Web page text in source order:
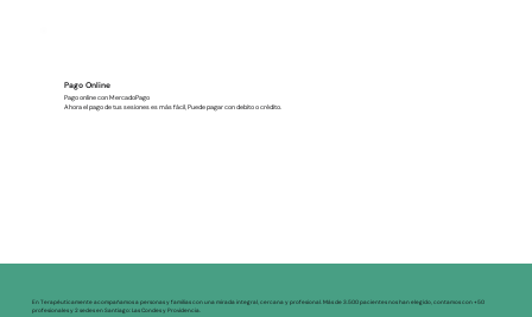
Pago Online
Pago online con MercadoPago
Ahora el pago de tus sesiones es más fácil, Puede pagar con debito o crédito.
En Terapéuticamente acompañamos a personas y familias con una mirada integral, cercana y profesional. Más de 3.500 pacientes nos han elegido, contamos con +50
profesionales y 2 sedes en Santiago: Las Condes y Providencia.